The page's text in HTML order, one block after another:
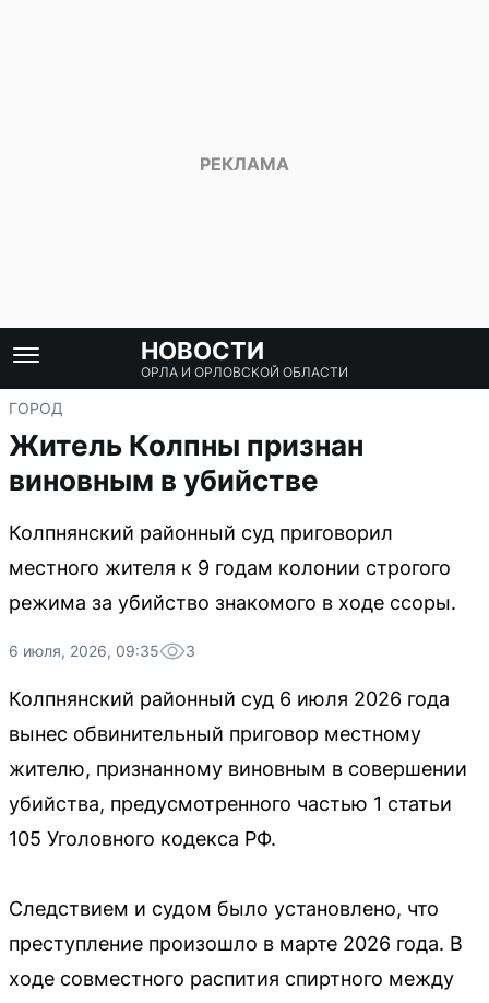
НОВОСТИ
ОРЛА И ОРЛОВСКОЙ ОБЛАСТИ
ГОРОД
Житель Колпны признан
виновным в убийстве
Колпнянский районный суд приговорил
местного жителя к 9 годам колонии строгого
режима за убийство знакомого в ходе ссоры.
6 июля, 2026, 09:35 3
Колпнянский районный суд 6 июля 2026 года
вынес обвинительный приговор местному
жителю, признанному виновным в совершении
убийства, предусмотренного частью 1 статьи
105 Уголовного кодекса РФ.
Следствием и судом было установлено, что
преступление произошло в марте 2026 года. В
ходе совместного распития спиртного между